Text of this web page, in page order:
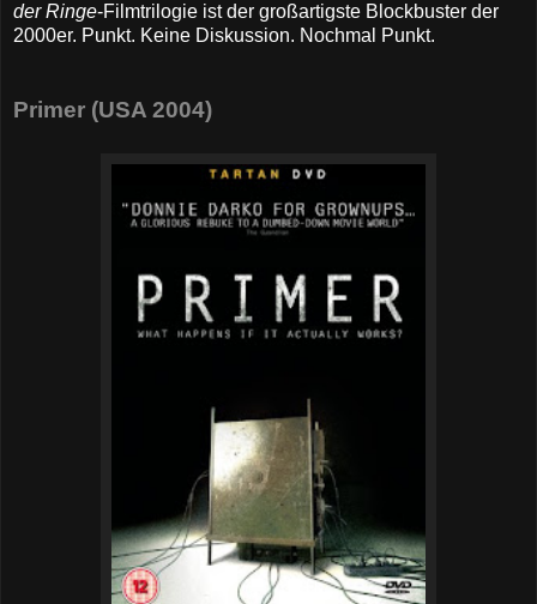
der Ringe-Filmtrilogie ist der großartigste Blockbuster der
2000er. Punkt. Keine Diskussion. Nochmal Punkt.
Primer (USA 2004)